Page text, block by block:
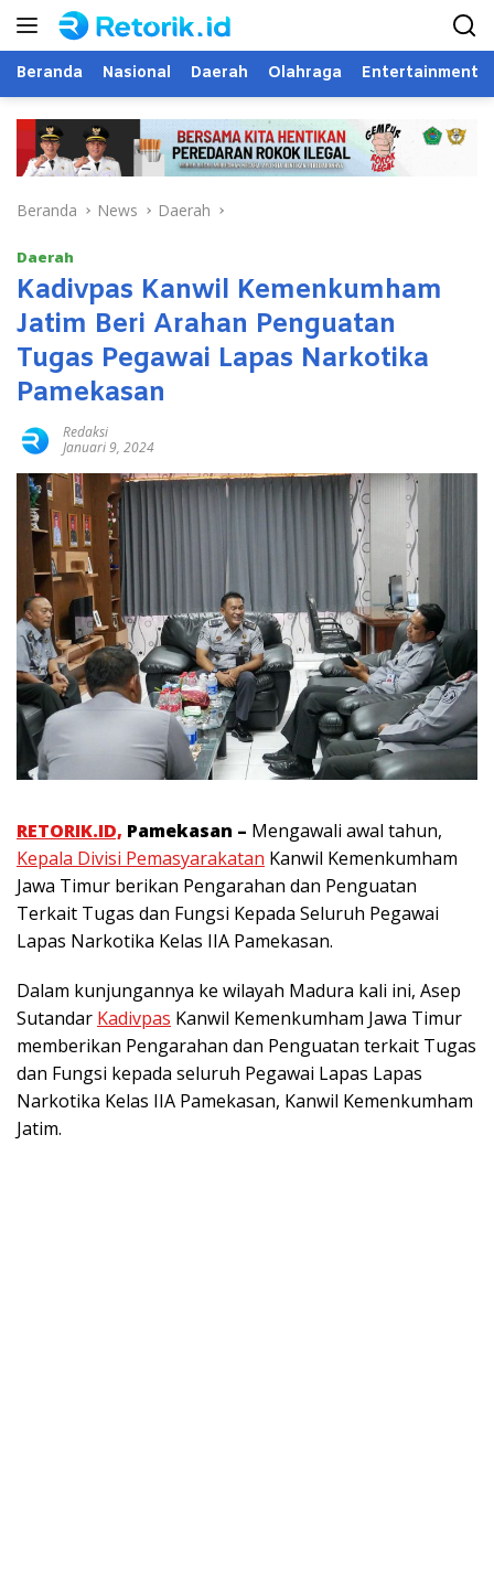
Langsung
Beranda Nasional Daerah Olahraga Entertainment
Beranda News Daerah
Daerah
Kadivpas Kanwil Kemenkumham
Jatim Beri Arahan Penguatan
Tugas Pegawai Lapas Narkotika
Pamekasan
Redaksi
Januari 9, 2024
RETORIK.ID, Pamekasan – Mengawali awal tahun,
Kepala Divisi Pemasyarakatan Kanwil Kemenkumham
Jawa Timur berikan Pengarahan dan Penguatan
Terkait Tugas dan Fungsi Kepada Seluruh Pegawai
Lapas Narkotika Kelas IIA Pamekasan.
Dalam kunjungannya ke wilayah Madura kali ini, Asep
Sutandar Kadivpas Kanwil Kemenkumham Jawa Timur
memberikan Pengarahan dan Penguatan terkait Tugas
dan Fungsi kepada seluruh Pegawai Lapas Lapas
Narkotika Kelas IIA Pamekasan, Kanwil Kemenkumham
Jatim.